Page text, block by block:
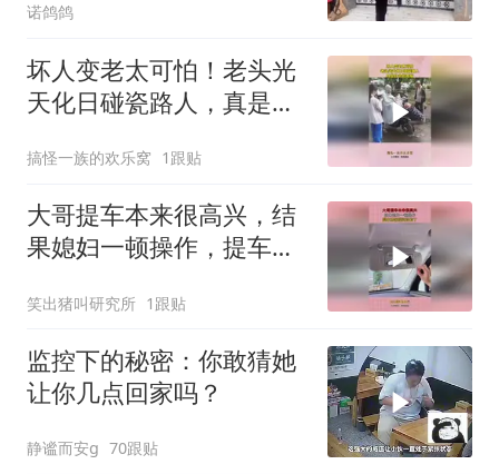
诺鸽鸽
坏人变老太可怕！老头光
天化日碰瓷路人，真是社
搞怪一族的欢乐窝 1跟贴
大哥提车本来很高兴，结
果媳妇一顿操作，提车喜
笑出猪叫研究所 1跟贴
监控下的秘密：你敢猜她
让你几点回家吗？
静谧而安g 70跟贴